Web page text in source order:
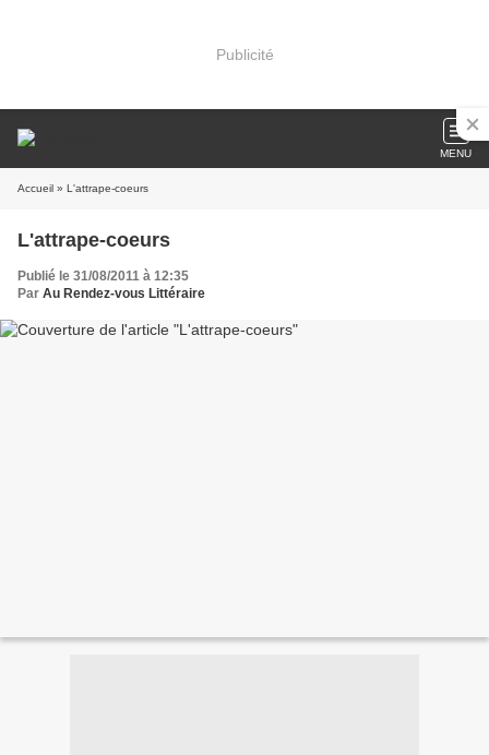
Publicité
MENU
Accueil » L'attrape-coeurs
L'attrape-coeurs
Publié le 31/08/2011 à 12:35
Par Au Rendez-vous Littéraire